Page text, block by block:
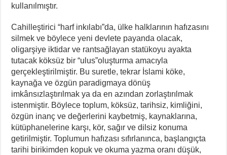
kullanılmıştır.
Cahilleştirici “harf inkılabı”da, ülke halklarının hafızasını
silmek ve böylece yeni devlete payanda olacak,
oligarşiye iktidar ve rantsağlayan statükoyu ayakta
tutacak köksüz bir “ulus”oluşturma amacıyla
gerçekleştirilmiştir. Bu suretle, tekrar İslami köke,
kaynağa ve özgün paradigmaya dönüş
imkânsızlaştırılmak ya da en azından zorlaştırılmak
istenmiştir. Böylece toplum, köksüz, tarihsiz, kimliğini,
özgün inanç ve değerlerini kaybetmiş, kaynaklarına,
kütüphanelerine karşı, kör, sağır ve dilsiz konuma
getirilmiştir. Toplumun hafızası sıfırlanınca, başlangıçta
tarihi birikimden kopuk ve okuma yazma oranı düşük,